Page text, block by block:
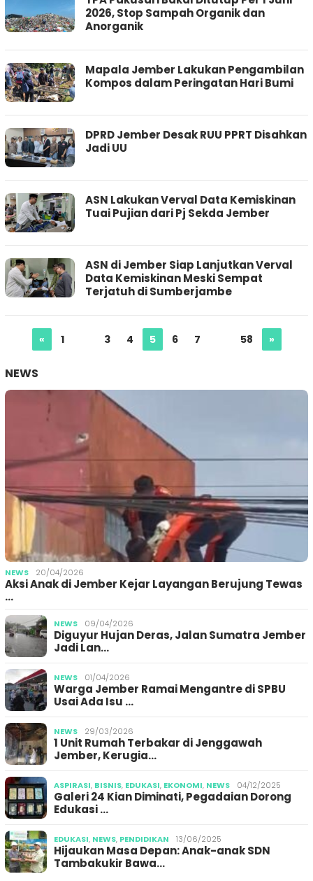
2026, Stop Sampah Organik dan
Anorganik
Mapala Jember Lakukan Pengambilan
Kompos dalam Peringatan Hari Bumi
DPRD Jember Desak RUU PPRT Disahkan
Jadi UU
ASN Lakukan Verval Data Kemiskinan
Tuai Pujian dari Pj Sekda Jember
ASN di Jember Siap Lanjutkan Verval
Data Kemiskinan Meski Sempat
Terjatuh di Sumberjambe
« 1 3 4 5 6 7 58 »
NEWS
NEWS 20/04/2026
Aksi Anak di Jember Kejar Layangan Berujung Tewas
…
NEWS 09/04/2026
Diguyur Hujan Deras, Jalan Sumatra Jember
Jadi Lan…
NEWS 01/04/2026
Warga Jember Ramai Mengantre di SPBU
Usai Ada Isu …
NEWS 29/03/2026
1 Unit Rumah Terbakar di Jenggawah
Jember, Kerugia…
ASPIRASI, BISNIS, EDUKASI, EKONOMI, NEWS 04/12/2025
Galeri 24 Kian Diminati, Pegadaian Dorong
Edukasi …
EDUKASI, NEWS, PENDIDIKAN 13/06/2025
Hijaukan Masa Depan: Anak-anak SDN
Tambakukir Bawa…